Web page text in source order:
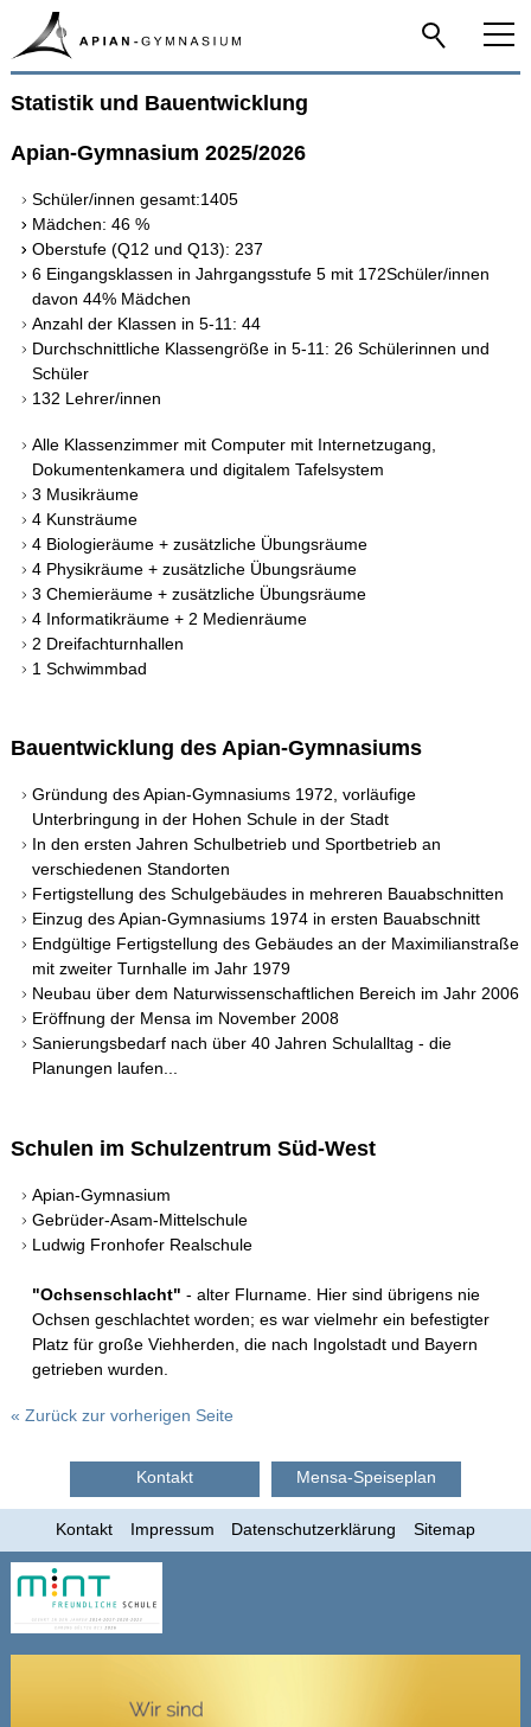
Home
Allgemeines
Namensgeber
Audioguide
Statistik und Bauentwicklung
Schulentwicklung
MINT-freundliche Schule
Inklusion
Präventionsarbeit am Apian
Sportklassen
Kooperation mit der THI
Stadtteilbücherei
Schulfamilie
Infos-Service
Beratung
Apian digital
Schulleben
WebUntis
Kontakt
Impressum
Datenschutzerklärung
Sitemap
Statistik und Bauentwicklung
Apian-Gymnasium 2025/2026
Schüler/innen gesamt:1405
Mädchen: 46 %
Oberstufe (Q12 und Q13): 237
6 Eingangsklassen in Jahrgangsstufe 5 mit 172Schüler/innen
davon 44% Mädchen
Anzahl der Klassen in 5-11: 44
Durchschnittliche Klassengröße in 5-11: 26 Schülerinnen und
Schüler
132 Lehrer/innen
Alle Klassenzimmer mit Computer mit Internetzugang,
Dokumentenkamera und digitalem Tafelsystem
3 Musikräume
4 Kunsträume
4 Biologieräume + zusätzliche Übungsräume
4 Physikräume + zusätzliche Übungsräume
3 Chemieräume + zusätzliche Übungsräume
4 Informatikräume + 2 Medienräume
2 Dreifachturnhallen
1 Schwimmbad
Bauentwicklung des Apian-Gymnasiums
Gründung des Apian-Gymnasiums 1972, vorläufige
Unterbringung in der Hohen Schule in der Stadt
In den ersten Jahren Schulbetrieb und Sportbetrieb an
verschiedenen Standorten
Fertigstellung des Schulgebäudes in mehreren Bauabschnitten
Einzug des Apian-Gymnasiums 1974 in ersten Bauabschnitt
Endgültige Fertigstellung des Gebäudes an der Maximilianstraße
mit zweiter Turnhalle im Jahr 1979
Neubau über dem Naturwissenschaftlichen Bereich im Jahr 2006
Eröffnung der Mensa im November 2008
Sanierungsbedarf nach über 40 Jahren Schulalltag - die
Planungen laufen...
Schulen im Schulzentrum Süd-West
Apian-Gymnasium
Gebrüder-Asam-Mittelschule
Ludwig Fronhofer Realschule
"Ochsenschlacht" - alter Flurname. Hier sind übrigens nie
Ochsen geschlachtet worden; es war vielmehr ein befestigter
Platz für große Viehherden, die nach Ingolstadt und Bayern
getrieben wurden.
« Zurück zur vorherigen Seite
Kontakt Mensa-Speiseplan
Kontakt Impressum Datenschutzerklärung Sitemap